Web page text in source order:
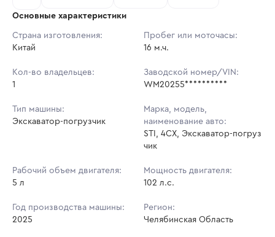
Шаг торгов: 89 137 ₽
Кол-во ставок:
Ставок не найдено
в аукционах
Основные характеристики
Страна изготовления:
Китай
Пробег или моточасы:
16 м.ч.
Кол-во владельцев:
1
Заводской номер/VIN:
WM20255**********
Тип машины:
Экскаватор-погрузчик
Марка, модель,
наименование авто:
STI, 4CX, Экскаватор-погруз
чик
Рабочий объем двигателя:
5 л
Мощность двигателя:
102 л.с.
Год производства машины:
2025
Регион:
Челябинская Область